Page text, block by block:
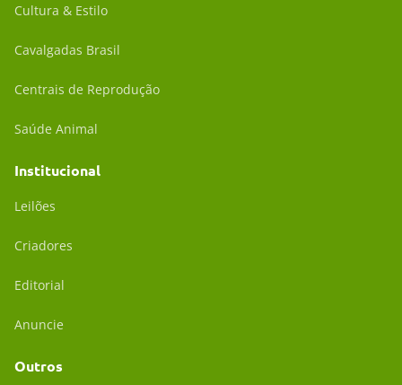
Cultura & Estilo
Cavalgadas Brasil
Centrais de Reprodução
Saúde Animal
Institucional
Leilões
Criadores
Editorial
Anuncie
Outros